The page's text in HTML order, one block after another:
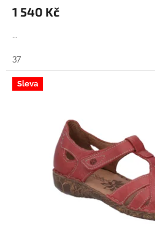
1 540 Kč
...
37
Sleva